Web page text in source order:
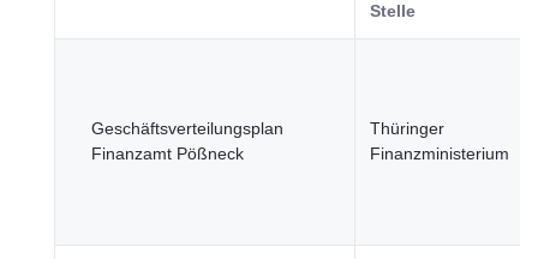
Stelle
Geschäftsverteilungsplan
Finanzamt Pößneck
Thüringer
Finanzministerium